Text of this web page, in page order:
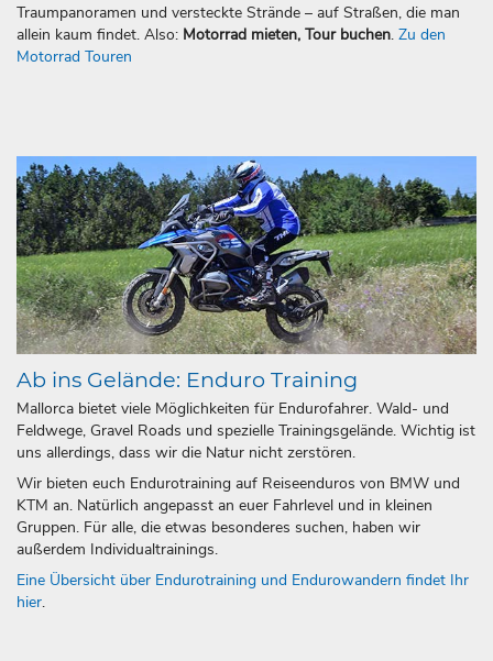
Traumpanoramen und versteckte Strände – auf Straßen, die man
allein kaum findet. Also: Motorrad mieten, Tour buchen. Zu den
Motorrad Touren
Ab ins Gelände: Enduro Training
Mallorca bietet viele Möglichkeiten für Endurofahrer. Wald- und
Feldwege, Gravel Roads und spezielle Trainingsgelände. Wichtig ist
uns allerdings, dass wir die Natur nicht zerstören.
Wir bieten euch Endurotraining auf Reiseenduros von BMW und
KTM an. Natürlich angepasst an euer Fahrlevel und in kleinen
Gruppen. Für alle, die etwas besonderes suchen, haben wir
außerdem Individualtrainings.
Eine Übersicht über Endurotraining und Endurowandern findet Ihr
hier.